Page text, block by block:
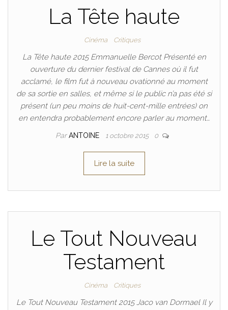
La Tête haute
Cinéma Critiques
La Tête haute 2015 Emmanuelle Bercot Présenté en
ouverture du dernier festival de Cannes où il fut
acclamé, le film fut à nouveau ovationné au moment
de sa sortie en salles, et même si le public n’a pas été si
présent (un peu moins de huit-cent-mille entrées) on
en entendra probablement encore parler au moment…
ParANTOINE 1 octobre 2015 0
Lire la suite
Le Tout Nouveau
Testament
Cinéma Critiques
Le Tout Nouveau Testament 2015 Jaco van Dormael Il y